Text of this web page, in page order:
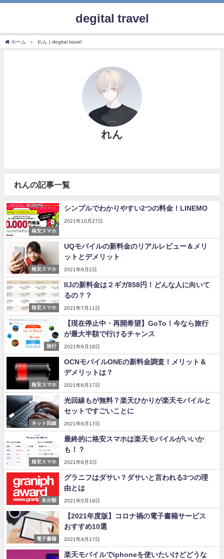
degital travel
ホーム れん | degital travel
れん
れんの記事一覧
格安スマホ
シンプルでわかりやすい2つの料金！LINEMO
2021年10月27日
格安スマホ
UQモバイルの新料金のリアルレビュー＆メリ
ットとデメリット
2021年8月2日
格安スマホ
IIJの新料金は２ギガ858円！どんな人に向いて
るの？？
2021年7月11日
旅行
【現在停止中・再開希望】GoTo！今なら旅行
が最大半額で行けるチャンス
2021年6月18日
格安スマホ
OCNモバイルONEの新料金調査！メリット＆
デメリットは？
2021年6月17日
ネット回線
光回線もが無料？楽天ひかりが楽天モバイルと
セットですごいことに
2021年6月17日
格安スマホ
最終的に格安スマホは楽天モバイルがいいか
も！？
2021年6月3日
未分類
グラニフはダサい？ダサいと言われる3つの理
由とは
2021年5月19日
電子書籍
【2021年度版】コロナ禍の電子書籍サービス
おすすめ10選
2021年4月17日
楽天モバイルでiphoneを使いたいけどどうな